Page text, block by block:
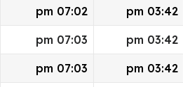
03:42 pm
07:02 pm
03:42 pm
07:03 pm
03:42 pm
07:03 pm